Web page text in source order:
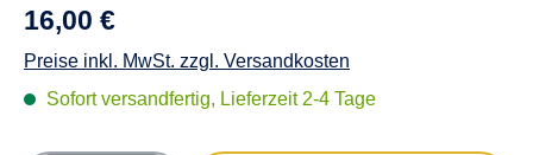
16,00 €
Preise inkl. MwSt. zzgl. Versandkosten
Sofort versandfertig, Lieferzeit 2-4 Tage